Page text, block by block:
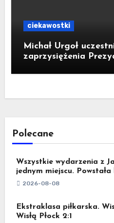
ciekawostki
Michał Urgoł
zaprzysiężenia
Polecane
Wszystkie wydarzenia z
jednym miejscu.
2026-08-08
Ekstraklasa piłkarska.
Wisłą Płock 2:1